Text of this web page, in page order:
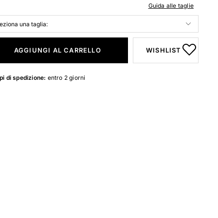
Guida alle taglie
AGGIUNGI AL CARRELLO WISHLIST
di spedizione: entro 2 giorni